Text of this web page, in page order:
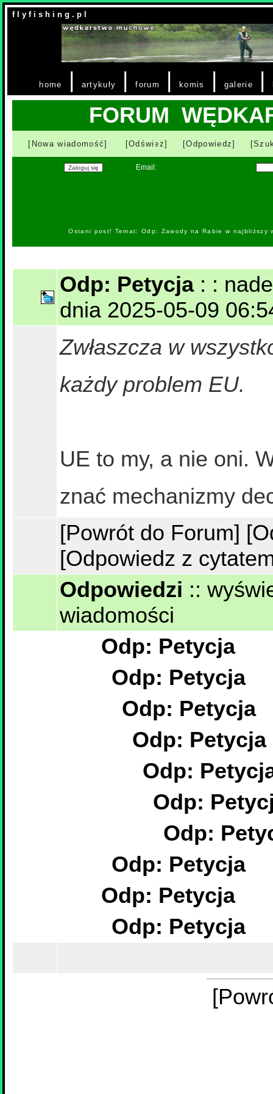
f l y f i s h i n g . p l
home | artykuły |forum | komis | galerie |
FORUM
[Nowa wiadomość] [Odśwież] [Odpowiedz]
Email:
Ostani post! Temat: Odp: Zawody na Rabie w
Odp: Petycja: :
dnia 2025-05-09
Zwłaszcza w
każdy problem EU.
UE to my, a nie oni.
znać mechanizmy
[Powrót do Forum]
[Odpowiedz z
Odpowiedzi ::
wiadomości
Odp: Petycja
Odp: Petycja
Odp: Petycja
Odp: Petycja
Odp:
Odp:
Odp:
Odp: Petycja
Odp: Petycja
Odp: Petycja